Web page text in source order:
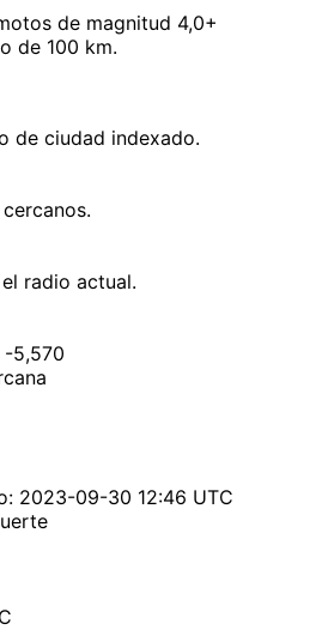
de magnitud 4,0+
de 100 km.
de ciudad indexado.
radio actual.
-5,570
2023-09-30 12:46 UTC